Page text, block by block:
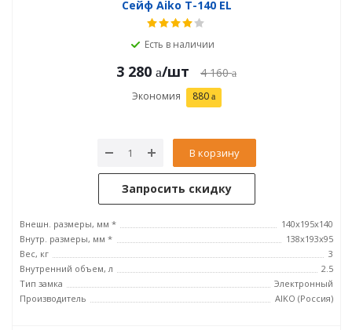
Сейф Aiko T-140 EL
Есть в наличии
3 280 /шт 4 160
Экономия 880
В корзину
Запросить скидку
Внешн. размеры, мм *
140x195x140
Внутр. размеры, мм *
138x193x95
Вес, кг
3
Внутренний объем, л
2.5
Тип замка
Электронный
Производитель
AIKO (Россия)